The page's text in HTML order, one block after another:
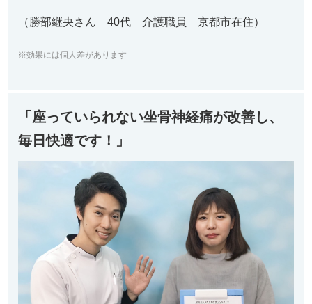
（勝部継央さん 40代 介護職員 京都市在住）
※効果には個人差があります
「座っていられない坐骨神経痛が改善し、
毎日快適です！」